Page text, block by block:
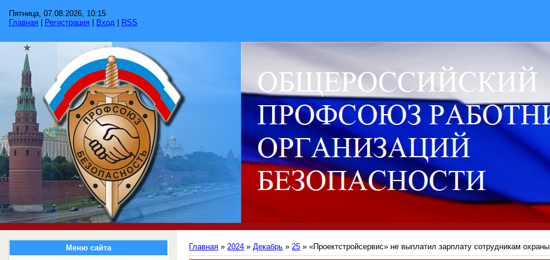
Пятница, 07.08.2026, 10:15
Главная
Регистрация Вход RSS
Меню сайта Главная »2024 » Декабрь » 25 » «Проектстройсервис» не выплатил зарплату сотрудникам охраны